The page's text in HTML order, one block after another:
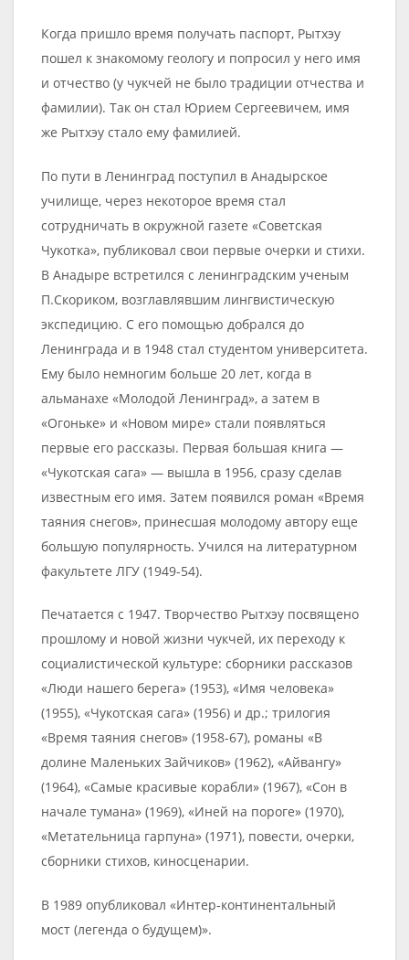
Когда пришло время получать паспорт, Рытхэу
пошел к знакомому геологу и попросил у него имя
и отчество (у чукчей не было традиции отчества и
фамилии). Так он стал Юрием Сергеевичем, имя
же Рытхэу стало ему фамилией.
По пути в Ленинград поступил в Анадырское
училище, через некоторое время стал
сотрудничать в окружной газете «Советская
Чукотка», публиковал свои первые очерки и стихи.
В Анадыре встретился с ленинградским ученым
П.Скориком, возглавлявшим лингвистическую
экспедицию. С его помощью добрался до
Ленинграда и в 1948 стал студентом университета.
Ему было немногим больше 20 лет, когда в
альманахе «Молодой Ленинград», а затем в
«Огоньке» и «Новом мире» стали появляться
первые его рассказы. Первая большая книга —
«Чукотская сага» — вышла в 1956, сразу сделав
известным его имя. Затем появился роман «Время
таяния снегов», принесшая молодому автору еще
большую популярность. Учился на литературном
факультете ЛГУ (1949-54).
Печатается с 1947. Творчество Рытхэу посвящено
прошлому и новой жизни чукчей, их переходу к
социалистической культуре: сборники рассказов
«Люди нашего берега» (1953), «Имя человека»
(1955), «Чукотская сага» (1956) и др.; трилогия
«Время таяния снегов» (1958-67), романы «В
долине Маленьких Зайчиков» (1962), «Айвангу»
(1964), «Самые красивые корабли» (1967), «Сон в
начале тумана» (1969), «Иней на пороге» (1970),
«Метательница гарпуна» (1971), повести, очерки,
сборники стихов, киносценарии.
В 1989 опубликовал «Интер-континентальный
мост (легенда о будущем)».